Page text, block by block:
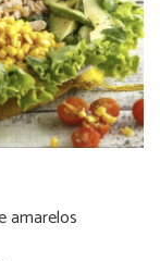
amarelos